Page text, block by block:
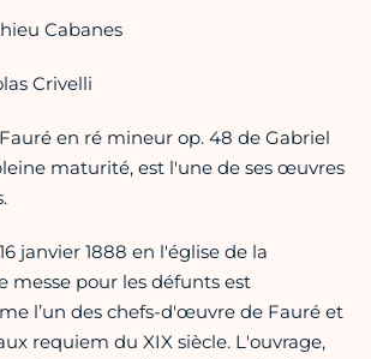
Cabanes
Crivelli
en ré mineur op. 48 de Gabriel
maturité, est l'une de ses œuvres
janvier 1888 en l'église de la
messe pour les défunts est
l’un des chefs-d'œuvre de Fauré et
requiem du XIX siècle. L'ouvrage,